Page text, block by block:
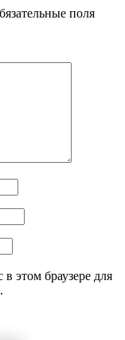
поля
этом браузере для